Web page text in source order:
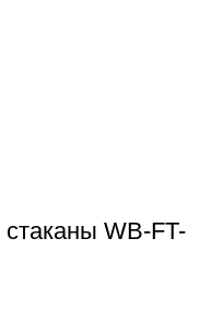
WB-FT-